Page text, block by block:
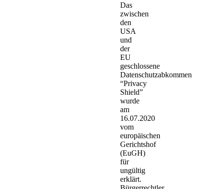
Das
zwischen
den
USA
und
der
EU
geschlossene
Datenschutzabkommen
“Privacy
Shield”
wurde
am
16.07.2020
vom
europäischen
Gerichtshof
(EuGH)
für
ungültig
erklärt.